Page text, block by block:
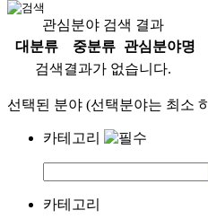
관심분야 검색 결과
대분류
중분류
관심분야명
검색결과가 없습니다.
선택된 분야 (선택분야는 최소
카테고리
카테고리